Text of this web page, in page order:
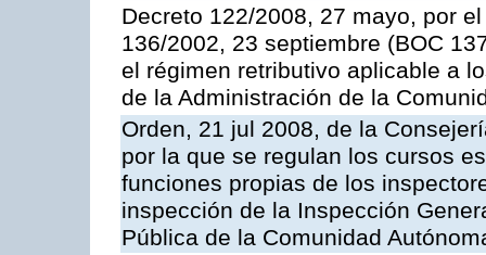
Decreto 122/2008, 27 mayo, por
136/2002, 23 septiembre (BOC
el régimen retributivo aplicable a
de la Administración de la
Orden, 21 jul 2008, de la
por la que se regulan los cursos
funciones propias de los
inspección de la Inspección
Pública de la Comunidad